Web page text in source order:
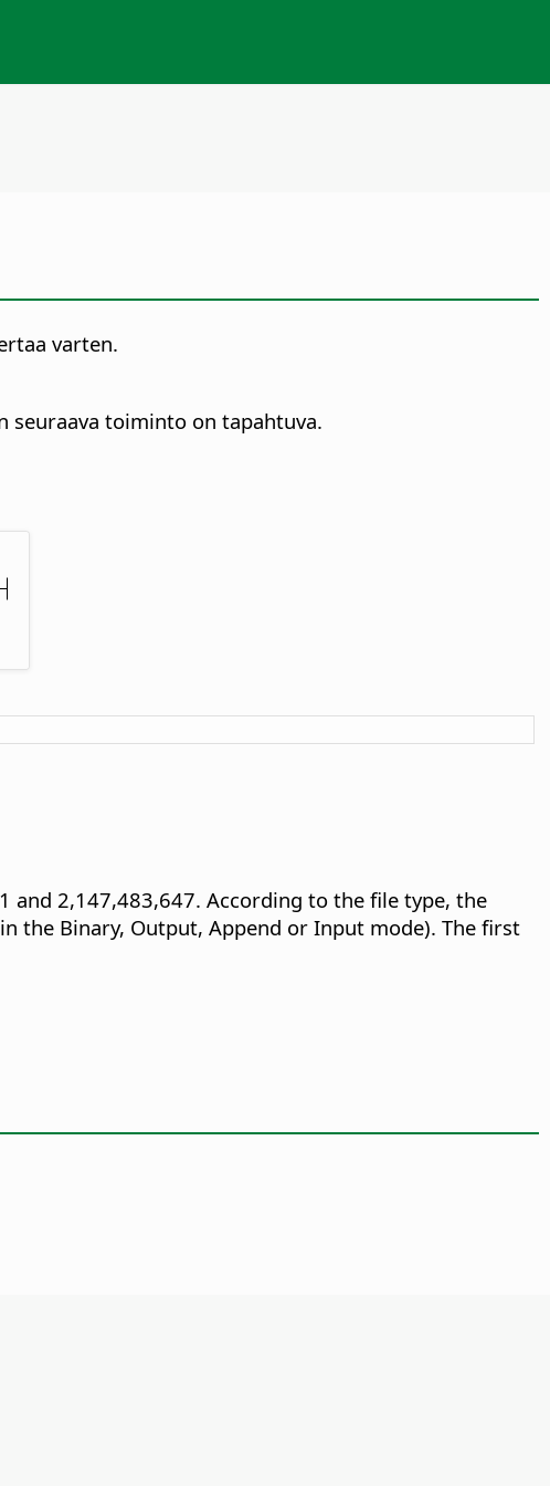
varten.
seuraava toiminto on tapahtuva.
2,147,483,647. According to the file type, the
the Binary, Output, Append or Input mode). The first